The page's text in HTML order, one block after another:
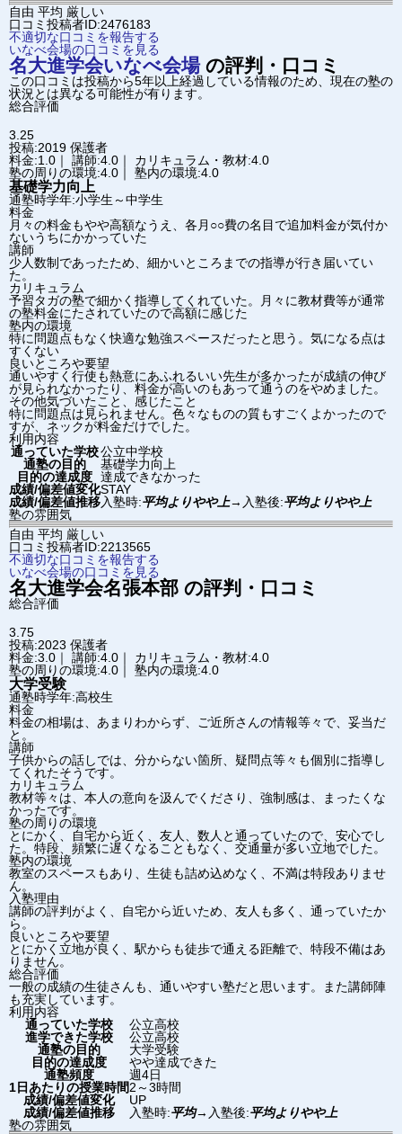
自由 平均 厳しい
口コミ投稿者ID:2476183
不適切な口コミを報告する
いなべ会場の口コミを見る
名大進学会いなべ会場 の評判・口コミ
この口コミは投稿から5年以上経過している情報のため、現在の塾の
状況とは異なる可能性が有ります。
総合評価
3.25
投稿:2019 保護者
料金:1.0｜ 講師:4.0｜ カリキュラム・教材:4.0
塾の周りの環境:4.0｜ 塾内の環境:4.0
基礎学力向上
通塾時学年:小学生～中学生
料金
月々の料金もやや高額なうえ、各月○○費の名目で追加料金が気付か
ないうちにかかっていた
講師
少人数制であったため、細かいところまでの指導が行き届いてい
た。
カリキュラム
予習タガの塾で細かく指導してくれていた。月々に教材費等が通常
の塾料金にたされていたので高額に感じた
塾内の環境
特に問題点もなく快適な勉強スペースだったと思う。気になる点は
すくない
良いところや要望
通いやすく行使も熱意にあふれるいい先生が多かったが成績の伸び
が見られなかったり、料金が高いのもあって通うのをやめました。
その他気づいたこと、感じたこと
特に問題点は見られません。色々なものの質もすごくよかったので
すが、ネックが料金だけでした。
利用内容
通っていた学校公立中学校
通塾の目的
基礎学力向上
目的の達成度 達成できなかった
成績/偏差値変化STAY
成績/偏差値推移入塾時:平均よりやや上→ 入塾後:平均よりやや上
塾の雰囲気
自由 平均 厳しい
口コミ投稿者ID:2213565
不適切な口コミを報告する
いなべ会場の口コミを見る
名大進学会名張本部 の評判・口コミ
総合評価
3.75
投稿:2023 保護者
料金:3.0｜ 講師:4.0｜ カリキュラム・教材:4.0
塾の周りの環境:4.0｜ 塾内の環境:4.0
大学受験
通塾時学年:高校生
料金
料金の相場は、あまりわからず、ご近所さんの情報等々で、妥当だ
と。
講師
子供からの話しでは、分からない箇所、疑問点等々も個別に指導し
てくれたそうです。
カリキュラム
教材等々は、本人の意向を汲んでくださり、強制感は、まったくな
かったです。
塾の周りの環境
とにかく、自宅から近く、友人、数人と通っていたので、安心でし
た。特段、頻繁に遅くなることもなく、交通量が多い立地でした。
塾内の環境
教室のスペースもあり、生徒も詰め込めなく、不満は特段ありませ
ん。
入塾理由
講師の評判がよく、自宅から近いため、友人も多く、通っていたか
ら。
良いところや要望
とにかく立地が良く、駅からも徒歩で通える距離で、特段不備はあ
りません。
総合評価
一般の成績の生徒さんも、通いやすい塾だと思います。また講師陣
も充実しています。
利用内容
通っていた学校
公立高校
進学できた学校
公立高校
通塾の目的
大学受験
目的の達成度
やや達成できた
通塾頻度
週4日
1日あたりの授業時間2～3時間
成績/偏差値変化
UP
成績/偏差値推移
入塾時:平均→ 入塾後:平均よりやや上
塾の雰囲気